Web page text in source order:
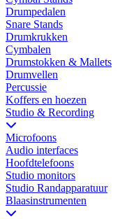
Drumpedalen
Snare Stands
Drumkrukken
Cymbalen
Drumstokken & Mallets
Drumvellen
Percussie
Koffers en hoezen
Studio & Recording
Microfoons
Audio interfaces
Hoofdtelefoons
Studio monitors
Studio Randapparatuur
Blaasinstrumenten